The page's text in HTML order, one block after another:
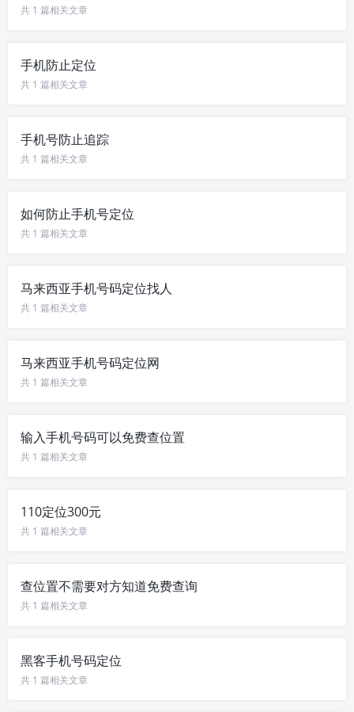
共 1 篇相关文章
手机防止定位
共 1 篇相关文章
手机号防止追踪
共 1 篇相关文章
如何防止手机号定位
共 1 篇相关文章
马来西亚手机号码定位找人
共 1 篇相关文章
马来西亚手机号码定位网
共 1 篇相关文章
输入手机号码可以免费查位置
共 1 篇相关文章
110定位300元
共 1 篇相关文章
查位置不需要对方知道免费查询
共 1 篇相关文章
黑客手机号码定位
共 1 篇相关文章